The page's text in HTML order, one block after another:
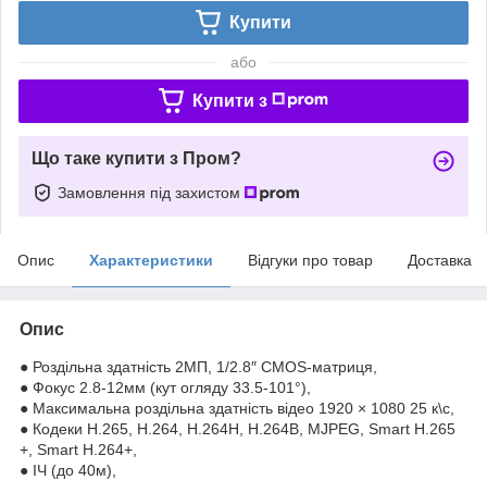
Купити
або
Купити з
Що таке купити з Пром?
Замовлення під захистом
Опис Характеристики Відгуки про товар Доставка
Опис
● Роздільна здатність 2МП, 1/2.8″ CMOS-матриця,
● Фокус 2.8-12мм (кут огляду 33.5-101°),
● Максимальна роздільна здатність відео 1920 × 1080 25 к\с,
● Кодеки H.265, H.264, H.264H, H.264B, MJPEG, Smart H.265
+, Smart H.264+,
● ІЧ (до 40м),